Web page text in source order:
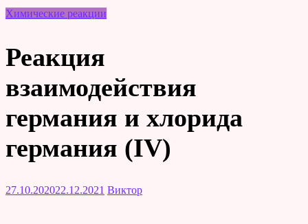
Химические реакции
Реакция
взаимодействия
германия и хлорида
германия (IV)
27.10.202022.12.2021 Виктор